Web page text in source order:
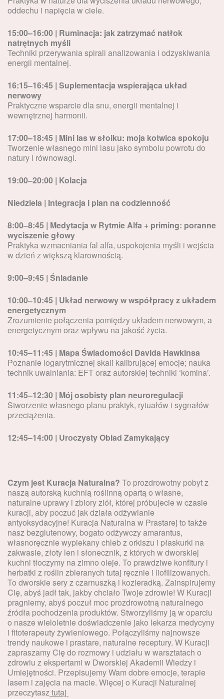
oddechu i napięcia w ciele.
15:00–16:00 | Ruminacja: jak zatrzymać natłok
natrętnych myśli
Techniki przerywania spirali analizowania i odzyskiwania
energii mentalnej.
16:15–16:45 | Suplementacja wspierająca układ
nerwowy
Praktyczne wsparcie dla snu, energii mentalnej i
wewnętrznej harmonii.
17:00–18:45 | Mini las w słoiku: moja kotwica spokoju
Tworzenie własnego mini lasu jako symbolu powrotu do
natury i równowagi.
19:00–20:00 | Kolacja
Niedziela | Integracja i plan na codzienność
8:00–8:45 | Medytacja w Rytmie Alfa + priming: poranne
wyciszenie głowy
Praktyka wzmacniania fal alfa, uspokojenia myśli i wejścia
w dzień z większą klarownością.
9:00–9:45 | Śniadanie
10:00–10:45 | Układ nerwowy w współpracy z układem
energetycznym
Zrozumienie połączenia pomiędzy układem nerwowym, a
energetycznym oraz wpływu na jakość życia.
10:45–11:45 | Mapa Świadomości Davida Hawkinsa
Poznanie logarytmicznej skali kalibrującej emocje; nauka
technik uwalniania: EFT oraz autorskiej techniki ‘komina’.
11:45–12:30 | Mój osobisty plan neuroregulacji
Stworzenie własnego planu praktyk, rytuałów i sygnałów
przeciążenia.
12:45–14:00 | Uroczysty Obiad Zamykający
Czym jest Kuracja Naturalna? To prozdrowotny pobyt z
naszą autorską kuchnią roślinną opartą o własne,
naturalne uprawy i zbiory ziół, której próbujecie w czasie
kuracji, aby poczuć jak działa odżywianie
antyoksydacyjne! Kuracja Naturalna w Prastarej to także
nasz bezglutenowy, bogato odżywczy amarantus,
własnoręcznie wypiekany chleb z orkiszu i płaskurki na
zakwasie, złoty len i słonecznik, z których w dworskiej
kuchni tłoczymy na zimno oleje. To prawdziwe konfitury i
herbatki z roślin zbieranych tutaj ręcznie i liofilizowanych.
To dworskie sery z czarnuszką i kozieradką. Zainspirujemy
Cię, abyś jadł tak, jakby chciało Twoje zdrowie! W Kuracji
pragniemy, abyś poczuł moc prozdrowotną naturalnego
źródła pochodzenia produktów. Stworzyliśmy ją w oparciu
o nasze wieloletnie doświadczenie jako lekarza medycyny
i fitoterapeuty żywieniowego. Połączyliśmy najnowsze
trendy naukowe i prastare, naturalne receptury. W Kuracji
zapraszamy Cię do rozmowy i udziału w warsztatach o
zdrowiu z ekspertami w Dworskiej Akademii Wiedzy i
Umiejętności. Przepisujemy Wam dobre emocje, terapie
lasem i zajęcia na macie. Więcej o Kuracji Naturalnej
przeczytasztutaj